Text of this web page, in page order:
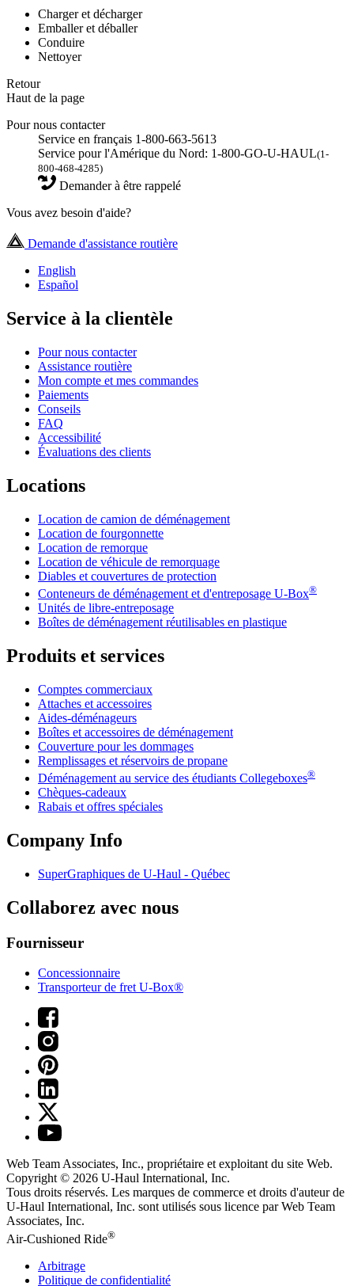
Charger et décharger
Emballer et déballer
Conduire
Nettoyer
Retour
Haut de la page
Pour nous contacter
Service en français 1-800-663-5613
Service pour l'Amérique du Nord: 1-800-GO-U-HAUL(1-
800-468-4285)
Demander à être rappelé
Vous avez besoin d'aide?
Demande d'assistance routière
English
Español
Service à la clientèle
Pour nous contacter
Assistance routière
Mon compte et mes commandes
Paiements
Conseils
FAQ
Accessibilité
Évaluations des clients
Locations
Location de camion de déménagement
Location de fourgonnette
Location de remorque
Location de véhicule de remorquage
Diables et couvertures de protection
Conteneurs de déménagement et d'entreposage U-Box®
Unités de libre-entreposage
Boîtes de déménagement réutilisables en plastique
Produits et services
Comptes commerciaux
Attaches et accessoires
Aides-déménageurs
Boîtes et accessoires de déménagement
Couverture pour les dommages
Remplissages et réservoirs de propane
Déménagement au service des étudiants Collegeboxes®
Chèques-cadeaux
Rabais et offres spéciales
Company Info
SuperGraphiques de U-Haul - Québec
Collaborez avec nous
Fournisseur
Concessionnaire
Transporteur de fret U-Box®
Web Team Associates, Inc., propriétaire et exploitant du site Web.
Copyright © 2026 U-Haul International, Inc.
Tous droits réservés. Les marques de commerce et droits d'auteur de
U-Haul International, Inc. sont utilisés sous licence par Web Team
Associates, Inc.
Air-Cushioned Ride®
Arbitrage
Politique de confidentialité